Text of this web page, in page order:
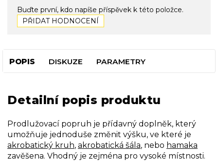
Buďte první, kdo napíše příspěvek k této položce.
PŘIDAT HODNOCENÍ
POPIS DISKUZE PARAMETRY
Detailní popis produktu
Prodlužovací popruh je přídavný doplněk, který
umožňuje jednoduše změnit výšku, ve které je
akrobatický kruh, akrobatická šála, nebo hamaka
zavěšena. Vhodný je zejména pro vysoké místnosti.